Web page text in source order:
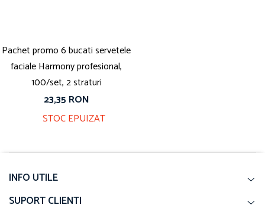
Pachet promo 6 bucati servetele
faciale Harmony profesional,
100/set, 2 straturi
23,35 RON
STOC EPUIZAT
INFO UTILE
SUPORT CLIENTI